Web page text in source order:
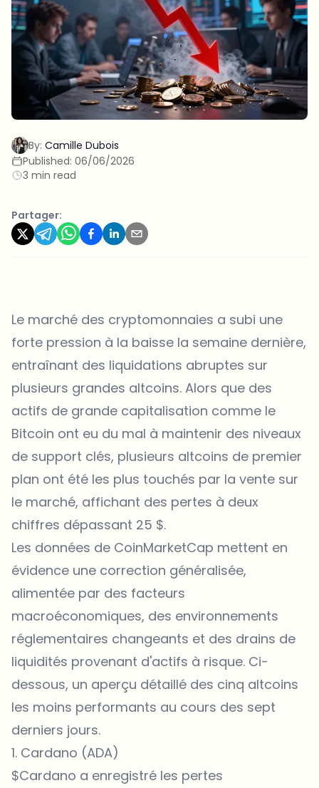
By: Camille Dubois
Published: 06/06/2026
3 min read
Partager:
Le marché des cryptomonnaies a subi une
forte pression à la baisse la semaine dernière,
entraînant des liquidations abruptes sur
plusieurs grandes altcoins. Alors que des
actifs de grande capitalisation comme le
Bitcoin ont eu du mal à maintenir des niveaux
de support clés, plusieurs altcoins de premier
plan ont été les plus touchés par la vente sur
le marché, affichant des pertes à deux
chiffres dépassant 25 $.
Les données de CoinMarketCap mettent en
évidence une correction généralisée,
alimentée par des facteurs
macroéconomiques, des environnements
réglementaires changeants et des drains de
liquidités provenant d'actifs à risque. Ci-
dessous, un aperçu détaillé des cinq altcoins
les moins performants au cours des sept
derniers jours.
1. Cardano (ADA)
$Cardano a enregistré les pertes